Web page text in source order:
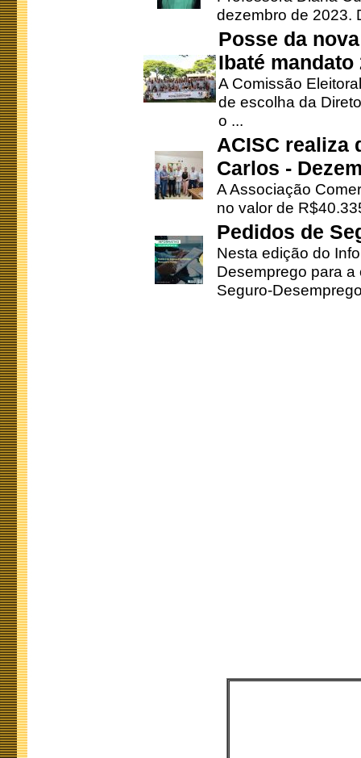
dezembro de 2023.
Posse da
Ibaté mandato
A Comissão
de escolha da
o ...
ACISC realiza
Carlos -
A Associação
no valor de
Pedidos de
Nesta edição do
Desemprego para
Seguro-